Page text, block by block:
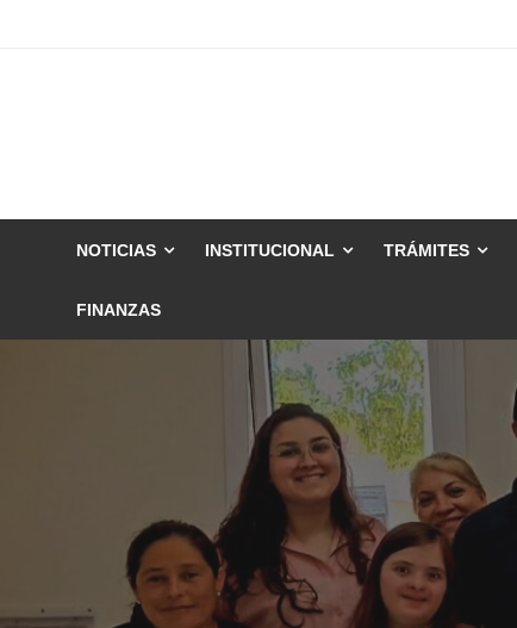
NOTICIAS INSTITUCIONAL TRÁMITES
FINANZAS